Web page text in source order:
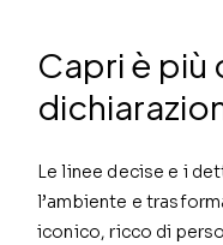
Capri è più
Le linee decise e i
l’ambiente e
iconico, ricco di